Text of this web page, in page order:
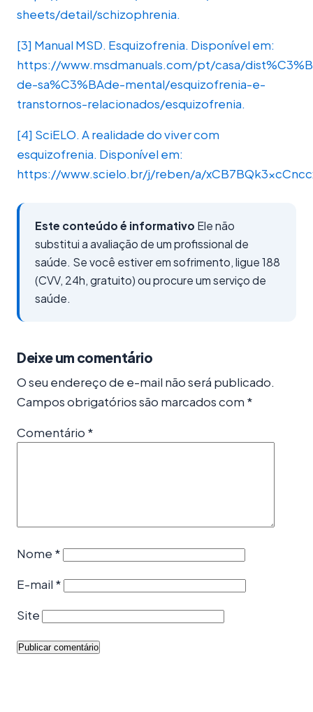
sheets/detail/schizophrenia.
[3] Manual MSD. Esquizofrenia. Disponível em:
https://www.msdmanuals.com/pt/casa/
de-sa%C3%BAde-mental/esquizofrenia-e-
transtornos-relacionados/esquizofrenia.
[4] SciELO. A realidade do viver com
esquizofrenia. Disponível em:
https://www.scielo.br/j/reben/a/
Este conteúdo é informativo Ele não
substitui a avaliação de um profissional de
saúde. Se você estiver em sofrimento, ligue 188
(CVV, 24h, gratuito) ou procure um serviço de
saúde.
Deixe um comentário
O seu endereço de e-mail não será publicado.
Campos obrigatórios são marcados com *
Comentário *
Nome *
E-mail *
Site